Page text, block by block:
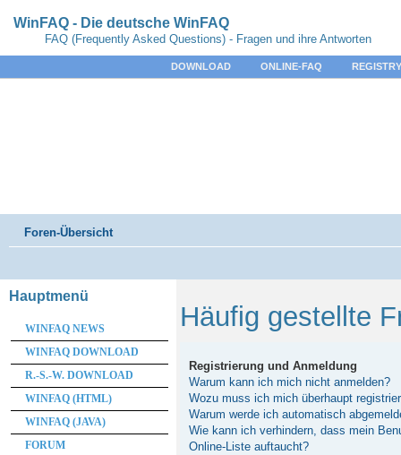
WinFAQ - Die deutsche WinFAQ
FAQ (Frequently Asked Questions) - Fragen und ihre Antworten
DOWNLOAD ONLINE-FAQ
Foren-Übersicht
Häufig gestellte
Registrierung und Anmeldung
Warum kann ich mich nicht anmelden?
Wozu muss ich mich überhaupt
Warum werde ich automatisch
Wie kann ich verhindern, dass mein
Online-Liste auftaucht?
Hauptmenü
WINFAQ NEWS
WINFAQ DOWNLOAD
R.-S.-W. DOWNLOAD
WINFAQ (HTML)
WINFAQ (JAVA)
FORUM